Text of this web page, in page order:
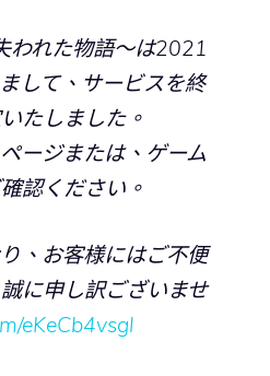
われた物語～は2021
して、サービスを終
たしました。
ージまたは、ゲーム
認ください。
、お客様にはご不便
に申し訳ございませ
eKeCb4vsgl